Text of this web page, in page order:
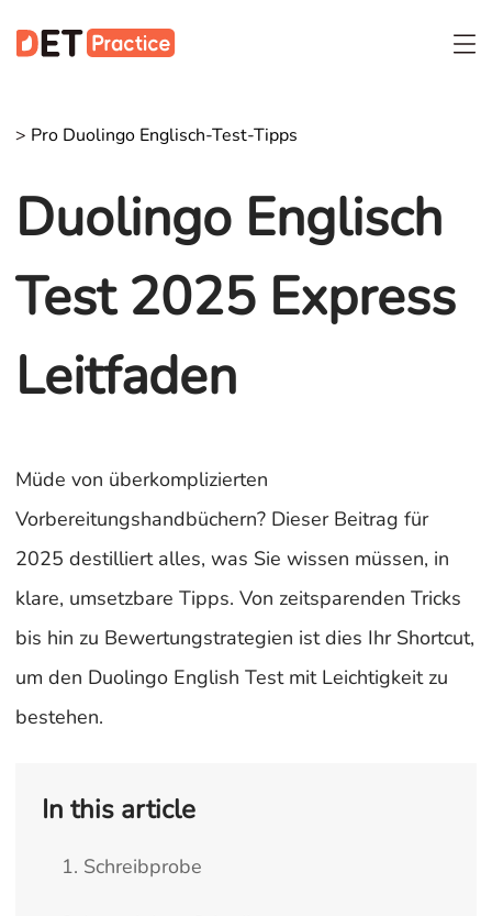
> Pro Duolingo Englisch-Test-Tipps
Duolingo Englisch
Test 2025 Express
Leitfaden
Müde von überkomplizierten
Vorbereitungshandbüchern? Dieser Beitrag für
2025 destilliert alles, was Sie wissen müssen, in
klare, umsetzbare Tipps. Von zeitsparenden Tricks
bis hin zu Bewertungstrategien ist dies Ihr Shortcut,
um den Duolingo English Test mit Leichtigkeit zu
bestehen.
In this article
1. Schreibprobe